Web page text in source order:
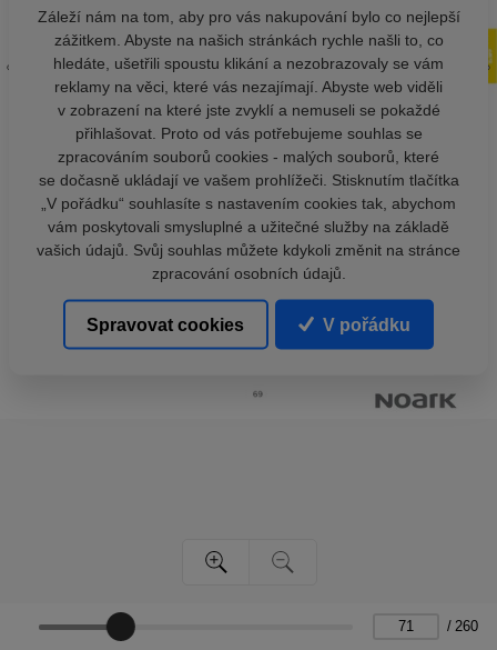
/ 260
Záleží nám na tom, aby pro vás nakupování bylo co nejlepší
zážitkem. Abyste na našich stránkách rychle našli to, co
hledáte, ušetřili spoustu klikání a nezobrazovaly se vám
reklamy na věci, které vás nezajímají. Abyste web viděli
v zobrazení na které jste zvyklí a nemuseli se pokaždé
přihlašovat. Proto od vás potřebujeme souhlas se
zpracováním souborů cookies - malých souborů, které
se dočasně ukládají ve vašem prohlížeči. Stisknutím tlačítka
„V pořádku“ souhlasíte s nastavením cookies tak, abychom
vám poskytovali smysluplné a užitečné služby na základě
vašich údajů. Svůj souhlas můžete kdykoli změnit na stránce
zpracování osobních údajů.
Spravovat cookies V pořádku